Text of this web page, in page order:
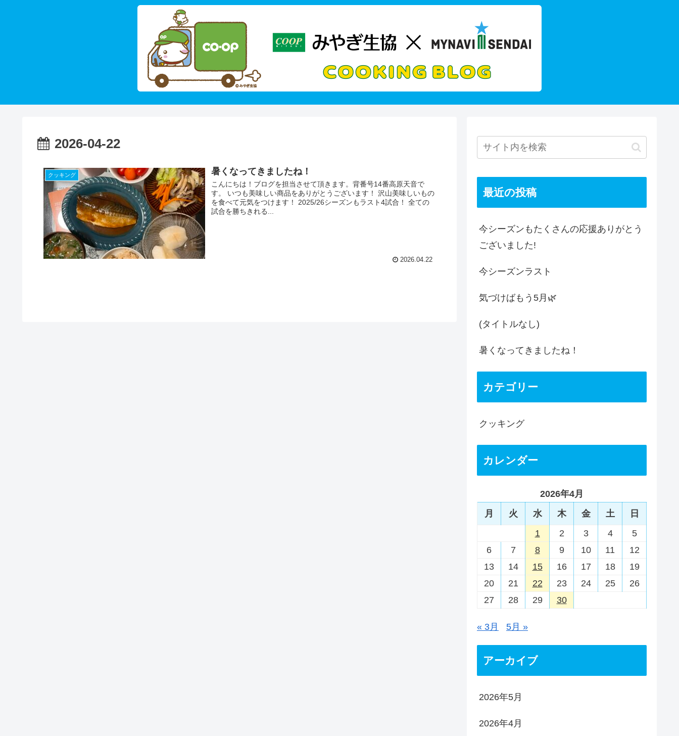
2026-04-22
クッキング 暑くなってきましたね！
こんにちは！ブログを担当させて頂きます。背番号14番高原天音で
す。 いつも美味しい商品をありがとうございます！ 沢山美味しいもの
を食べて元気をつけます！ 2025/26シーズンもラスト4試合！ 全ての
試合を勝ちきれる...
2026.04.22
最近の投稿
今シーズンもたくさんの応援ありがとう
ございました!
今シーズンラスト
気づけばもう5月🌿
(タイトルなし)
暑くなってきましたね！
カテゴリー
クッキング
カレンダー
2026年4月
月
火 水 木 金 土
日
1
2 3 4
5
6
7 8 9 10 11
12
13
14 15 16 17 18
19
20
21 22 23 24 25
26
27
28 29 30
« 3月 5月 »
アーカイブ
2026年5月
2026年4月